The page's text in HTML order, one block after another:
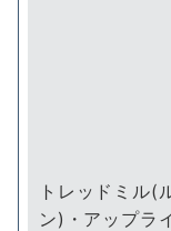
トレッドミル(
ン)・アップラ